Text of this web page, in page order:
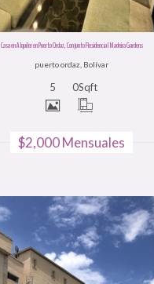
Casa en Alquiler en Puerto Ordaz, Conjunto Residencial Madeira Gardens
puerto ordaz, Bolívar
5 0Sqft
$2,000 Mensuales